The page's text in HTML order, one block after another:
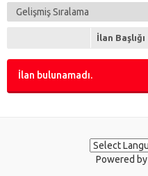
İlan Başlığı
İlan bulunamadı.
Powered by